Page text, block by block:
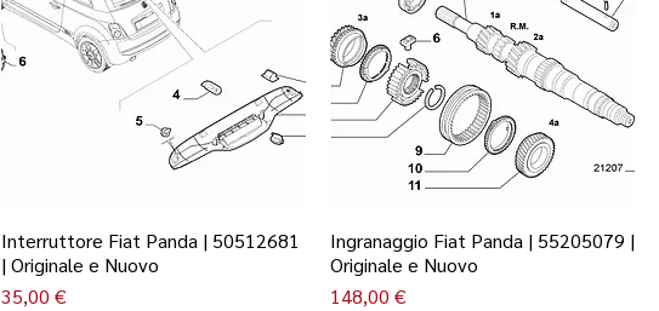
Interruttore Fiat Panda | 50512681
| Originale e Nuovo
Prezzo
35,00 €
Ingranaggio Fiat Panda | 55205079 |
Originale e Nuovo
Prezzo
148,00 €